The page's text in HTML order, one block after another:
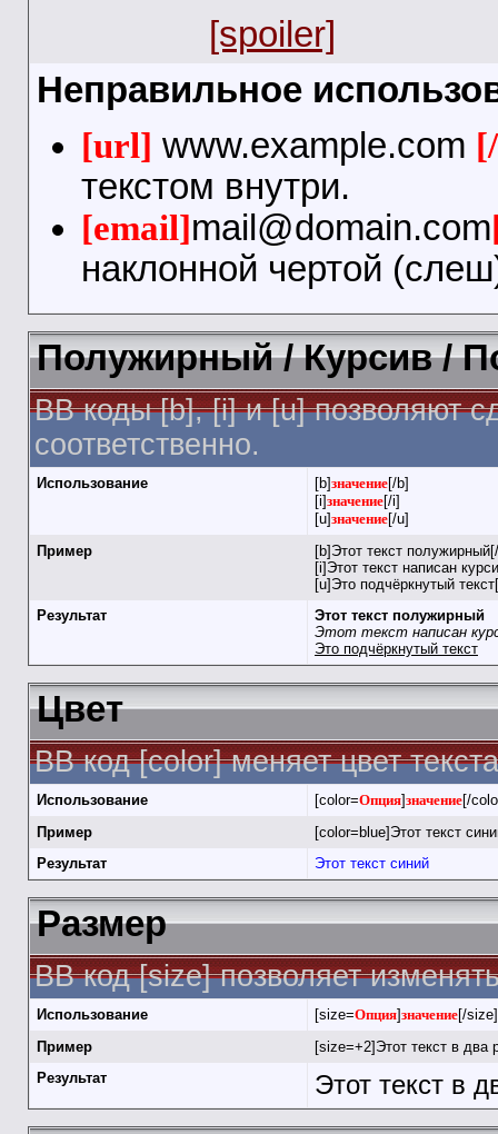
[spoiler]
Неправильное
[url] www.example.com
текстом внутри.
[email]mail@domain.com
наклонной чертой
Полужирный / Курсив /
BB коды [b], [i] и [u] позволяют
соответственно.
Использование [b]значение[/b]
[i]значение[/i]
[u]значение[/u]
Пример
[b]Этот текст
[i]Этот текст написан
[u]Это подчёркнутый
Результат
Этот текст полужирный
Этот текст написан
Это подчёркнутый текст
Цвет
BB код [color] меняет цвет
Использование [color=Опция]значение[/
Пример
[color=blue]Этот текст
Результат
Этот текст синий
Размер
BB код [size] позволяет
Использование [size=Опция]значение[/size]
Пример
[size=+2]Этот текст в два
Результат
Этот текст в